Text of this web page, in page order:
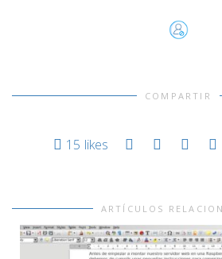
COMPARTIR
15 likes
ARTÍCULOS